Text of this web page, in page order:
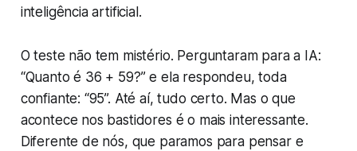
inteligência artificial.
O teste não tem mistério. Perguntaram para a IA:
“Quanto é 36 + 59?” e ela respondeu, toda
confiante: “95”. Até aí, tudo certo. Mas o que
acontece nos bastidores é o mais interessante.
Diferente de nós, que paramos para pensar e